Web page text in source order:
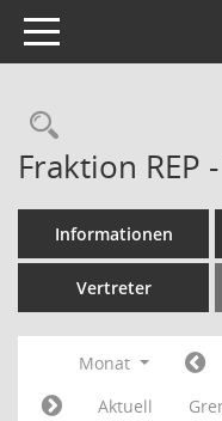
Toggle navigation
Fraktion REP
Informationen
Vertreter
Monat
Aktuell